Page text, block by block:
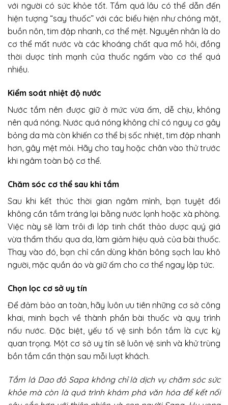
với người có sức khỏe tốt. Tắm quá lâu có thể dẫn đến
hiện tượng “say thuốc” với các biểu hiện như chóng mặt,
buồn nôn, tim đập nhanh, cơ thể mệt. Nguyên nhân là do
cơ thể mất nước và các khoáng chất qua mồ hôi, đồng
thời dược tính mạnh của thuốc ngấm vào cơ thể quá
nhiều.
Kiểm soát nhiệt độ nước
Nước tắm nên được giữ ở mức vừa ấm, dễ chịu, không
nên quá nóng. Nước quá nóng không chỉ có nguy cơ gây
bỏng da mà còn khiến cơ thể bị sốc nhiệt, tim đập nhanh
hơn, gây mệt mỏi. Hãy cho tay hoặc chân vào thử trước
khi ngâm toàn bộ cơ thể.
Chăm sóc cơ thể sau khi tắm
Sau khi kết thúc thời gian ngâm mình, bạn tuyệt đối
không cần tắm tráng lại bằng nước lạnh hoặc xà phòng.
Việc này sẽ làm trôi đi lớp tinh chất thảo dược quý giá
vừa thẩm thấu qua da, làm giảm hiệu quả của bài thuốc.
Thay vào đó, bạn chỉ cần dùng khăn bông sạch lau khô
người, mặc quần áo và giữ ấm cho cơ thể ngay lập tức.
Chọn lọc cơ sở uy tín
Để đảm bảo an toàn, hãy luôn ưu tiên những cơ sở công
khai, minh bạch về thành phần bài thuốc và quy trình
nấu nước. Đặc biệt, yếu tố vệ sinh bồn tắm là cực kỳ
quan trọng. Một cơ sở uy tín sẽ luôn vệ sinh và khử trùng
bồn tắm cẩn thận sau mỗi lượt khách.
Tắm lá Dao đỏ Sapa không chỉ là dịch vụ chăm sóc sức
khỏe mà còn là quá trình khám phá văn hóa để kết nối